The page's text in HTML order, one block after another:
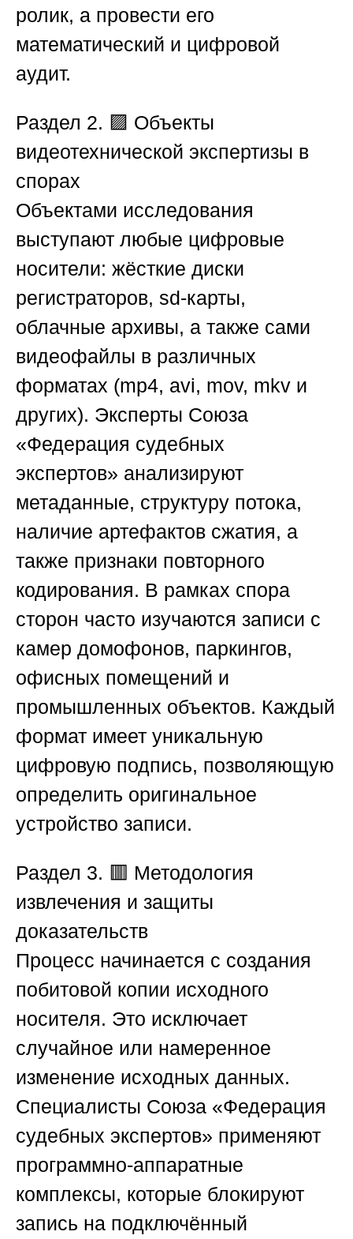
ролик, а провести его
математический и цифровой
аудит.
Раздел 2. 🟪 Объекты
видеотехнической экспертизы в
спорах
Объектами исследования
выступают любые цифровые
носители: жёсткие диски
регистраторов, sd-карты,
облачные архивы, а также сами
видеофайлы в различных
форматах (mp4, avi, mov, mkv и
других). Эксперты Союза
«Федерация судебных
экспертов» анализируют
метаданные, структуру потока,
наличие артефактов сжатия, а
также признаки повторного
кодирования. В рамках спора
сторон часто изучаются записи с
камер домофонов, паркингов,
офисных помещений и
промышленных объектов. Каждый
формат имеет уникальную
цифровую подпись, позволяющую
определить оригинальное
устройство записи.
Раздел 3. 🟥 Методология
извлечения и защиты
доказательств
Процесс начинается с создания
побитовой копии исходного
носителя. Это исключает
случайное или намеренное
изменение исходных данных.
Специалисты Союза «Федерация
судебных экспертов» применяют
программно-аппаратные
комплексы, которые блокируют
запись на подключённый